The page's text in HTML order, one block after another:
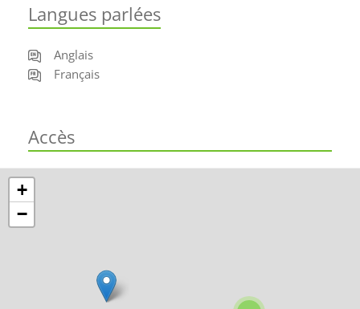
Langues parlées
Anglais
Français
Accès
+
−